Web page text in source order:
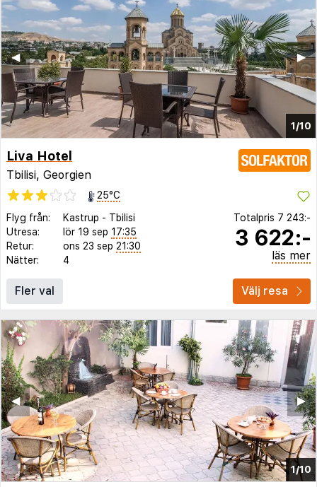
1/10
▶︎
◀︎
Liva Hotel
Tbilisi, Georgien
25°C
Flyg från:
Kastrup - Tbilisi
Utresa:
lör 19 sep 17:35
Retur:
ons 23 sep 21:30
Nätter:
4
Totalpris 7 243:-
3 622:-
läs mer
Fler val Välj resa
1/10
▶︎
◀︎